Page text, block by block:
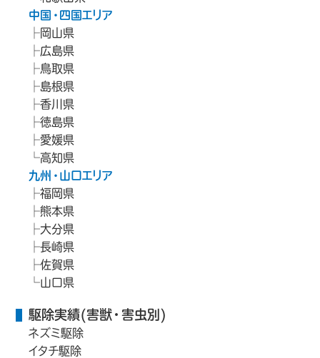
中国・四国エリア
岡山県
広島県
鳥取県
島根県
香川県
徳島県
愛媛県
高知県
九州・山口エリア
福岡県
熊本県
大分県
長崎県
佐賀県
山口県
駆除実績(害獣・害虫別)
ネズミ駆除
イタチ駆除